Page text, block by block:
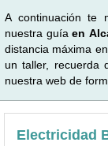
A continuación te
nuestra guíaen
distancia máxima
un taller, recuerda
nuestra web de
Electricidad